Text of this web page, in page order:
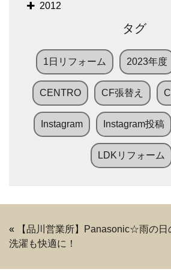
2012
タグ
1日リフォーム 2023年度
CENTRO CF張替え
Instagram Instagram投稿
LDKリフォーム
«
【品川営業所】Panasonic☆雨の日
洗濯も快適に！